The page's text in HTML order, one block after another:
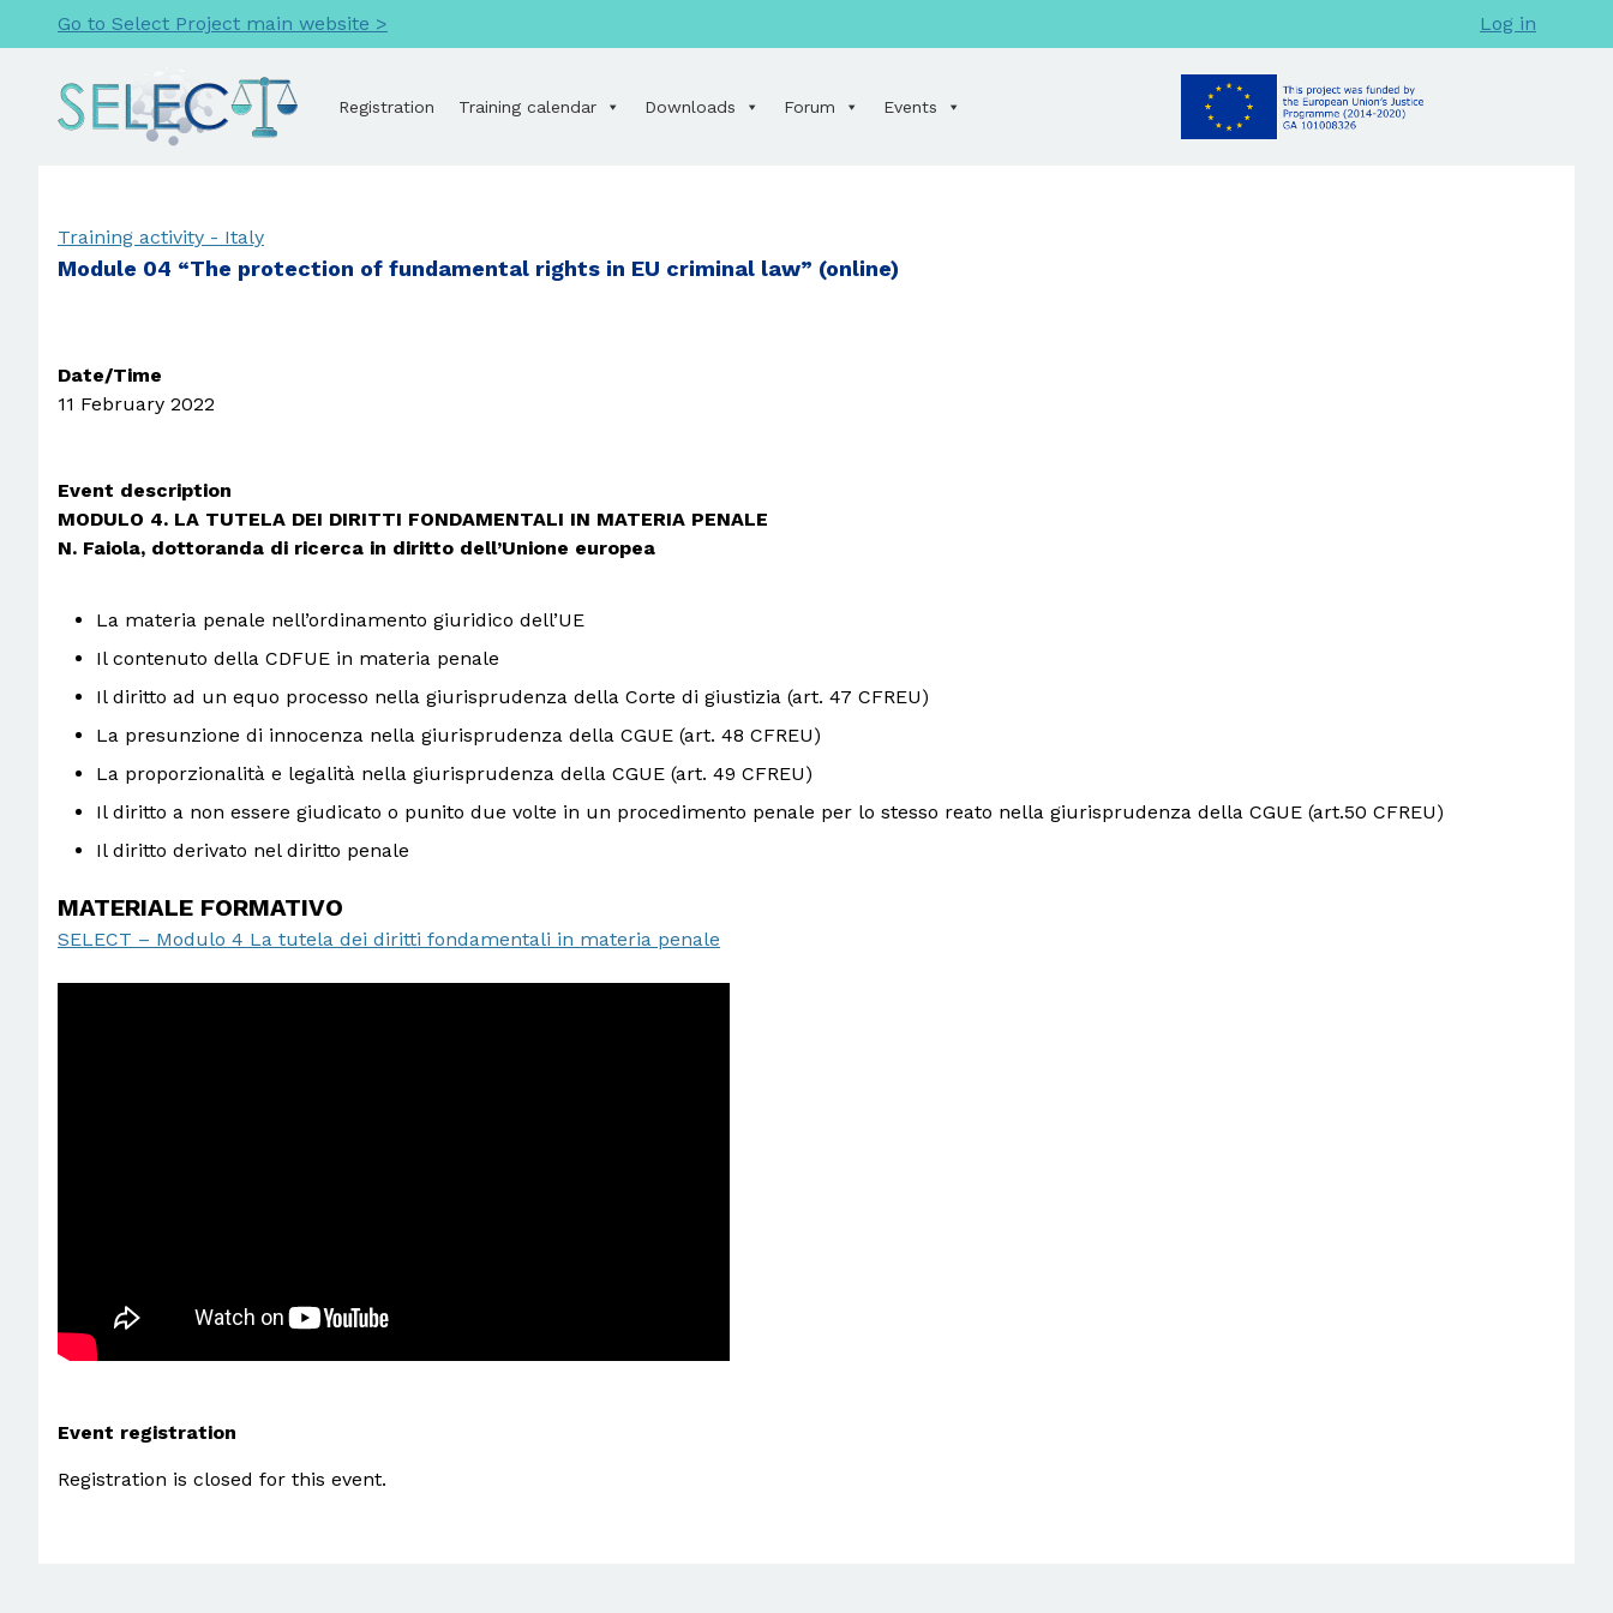
Go to Select Project main website > Log in
Registration Training calendar Downloads Forum Events
Training activity - Italy
Module 04 “The protection of fundamental rights in EU criminal law” (online)
Date/Time
11 February 2022
Event description
MODULO 4. LA TUTELA DEI DIRITTI FONDAMENTALI IN MATERIA PENALE
N. Faiola, dottoranda di ricerca in diritto dell’Unione europea
La materia penale nell’ordinamento giuridico dell’UE
Il contenuto della CDFUE in materia penale
Il diritto ad un equo processo nella giurisprudenza della Corte di giustizia (art. 47 CFREU)
La presunzione di innocenza nella giurisprudenza della CGUE (art. 48 CFREU)
La proporzionalità e legalità nella giurisprudenza della CGUE (art. 49 CFREU)
Il diritto a non essere giudicato o punito due volte in un procedimento penale per lo stesso reato nella giurisprudenza della CGUE (art.50 CFREU)
Il diritto derivato nel diritto penale
MATERIALE FORMATIVO
SELECT – Modulo 4 La tutela dei diritti fondamentali in materia penale
Event registration
Registration is closed for this event.